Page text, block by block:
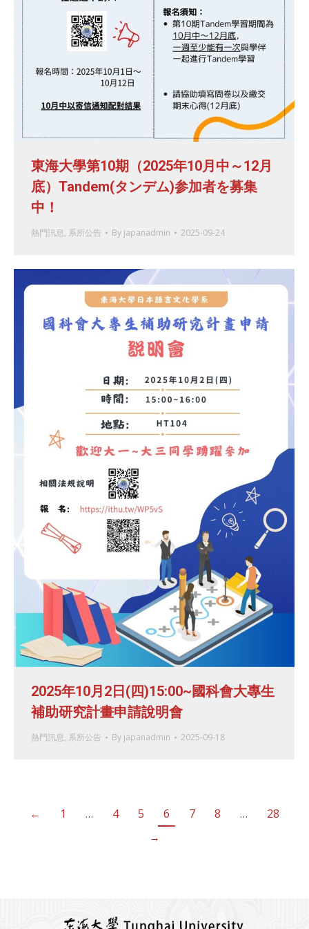
東海大學第10期（2025年10月中～12月
底）Tandem(タンデム)参加者を募集
中！
熱門訊息, 系所公告 By japanadmin 2025-09-24
2025年10月2日(四)15:00~國科會大專生
補助研究計畫申請說明會
熱門訊息, 系所公告 By japanadmin 2025-09-18
← 1 … 4 5 6 7 8 …
28
→